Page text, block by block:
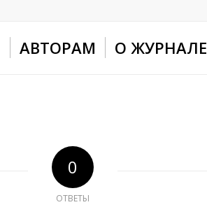
АВТОРАМ О ЖУРНАЛЕ
0
ОТВЕТЫ